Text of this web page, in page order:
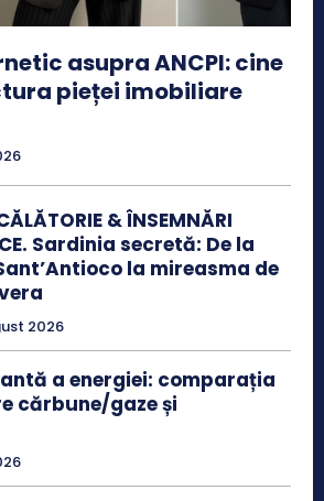
asupra ANCPI: cine
pieței imobiliare
& ÎNSEMNĂRI
Sardinia secretă: De la
la mireasma de
2026
a energiei: comparația
cărbune/gaze și